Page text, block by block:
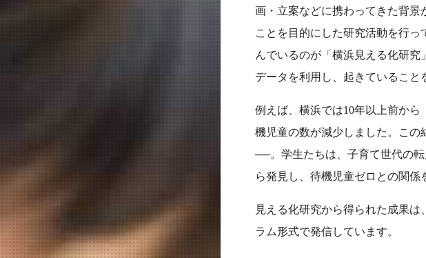
画・立案などに携わってきた背景
ことを目的にした研究活動を行
んでいるのが「横浜見える化研
データを利用し、起きていること
例えば、横浜では10年以上前か
機児童の数が減少しました。こ
──。学生たちは、子育て世代の
ら発見し、待機児童ゼロとの関係
見える化研究から得られた成果
ラム形式で発信しています。